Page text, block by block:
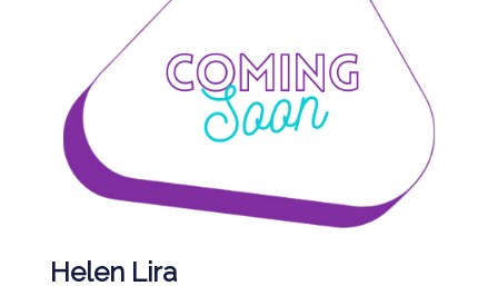
Helen Lira